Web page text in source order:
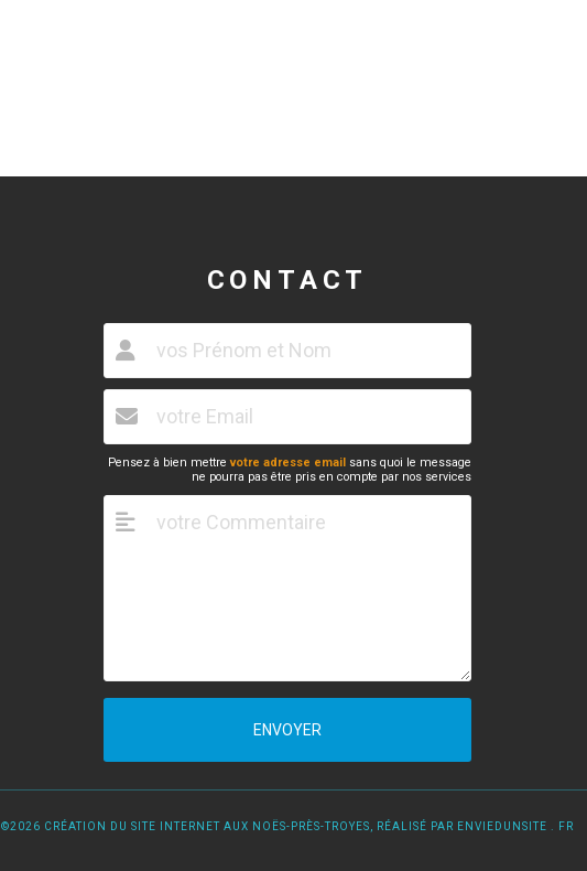
CONTACT
Pensez à bien mettrevotre adresse email sans quoi le message
ne pourra pas être pris en compte par nos services
ENVOYER
©2026 CRÉATION DU SITE INTERNET AUX NOËS-PRÈS-TROYES, RÉALISÉ PAR ENVIEDUNSITE . FR